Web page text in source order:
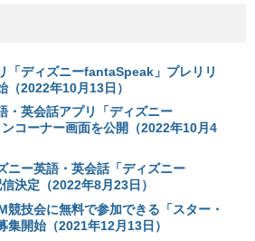
「ディズニーfantaSpeak」プレリリ
（2022年10月13日）
・英会話アプリ「ディズニー
コーナー画面を公開（2022年10月4
ニー英語・英会話「ディズニー
決定（2022年8月23日）
技会に無料で参加できる「スター・
集開始（2021年12月13日）